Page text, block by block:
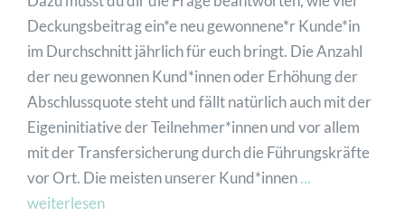
Deckungsbeitrag ein*e neu gewonnene*r Kunde*in
im Durchschnitt jährlich für euch bringt. Die Anzahl
der neu gewonnen Kund*innen oder Erhöhung der
Abschlussquote steht und fällt natürlich auch mit der
Eigeninitiative der Teilnehmer*innen und vor allem
mit der Transfersicherung durch die Führungskräfte
vor Ort. Die meisten unserer Kund*innen...
weiterlesen